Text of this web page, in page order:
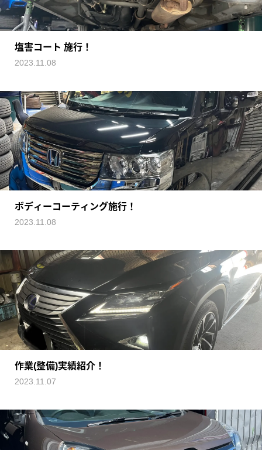
塩害コート 施行！
2023.11.08
ボディーコーティング施行！
2023.11.08
作業(整備)実績紹介！
2023.11.07